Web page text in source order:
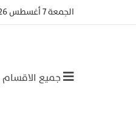
الجمعة 7 أغسطس 2026 م || 22 صفر 1448هـ ||
جميع الاقسام